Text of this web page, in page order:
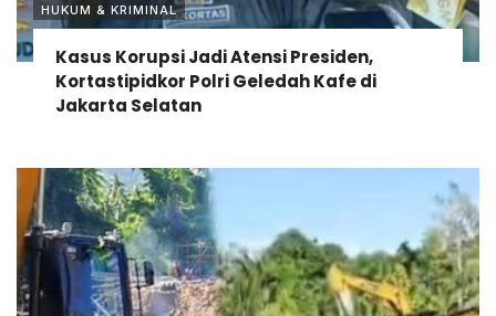
HUKUM & KRIMINAL
Kasus Korupsi Jadi Atensi Presiden,
Kortastipidkor Polri Geledah Kafe di
Jakarta Selatan